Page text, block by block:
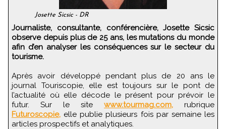
Josette Sicsic - DR
Journaliste, consultante, conférencière, Josette Sicsic
observe depuis plus de 25 ans, les mutations du monde
afin d’en analyser les conséquences sur le secteur du
tourisme.
Après avoir développé pendant plus de 20 ans le
journal Touriscopie, elle est toujours sur le pont de
l’actualité où elle décode le présent pour prévoir le
futur. Sur le site www.tourmag.com, rubrique
Futuroscopie, elle publie plusieurs fois par semaine les
articles prospectifs et analytiques.